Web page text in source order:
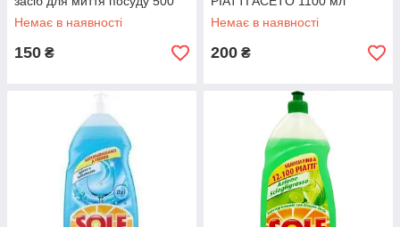
мл
Немає в наявності
150 ₴
Немає в наявності
200 ₴